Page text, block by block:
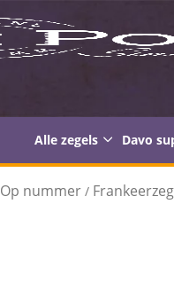
Alle zegels Davo
Op nummer /